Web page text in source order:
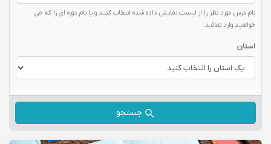
نام درس مورد نظر را از لیست نمایش داده شده انتخاب کنید و یا نام دوره ای را که می
خواهید وارد نمائید.
استان
جستجو